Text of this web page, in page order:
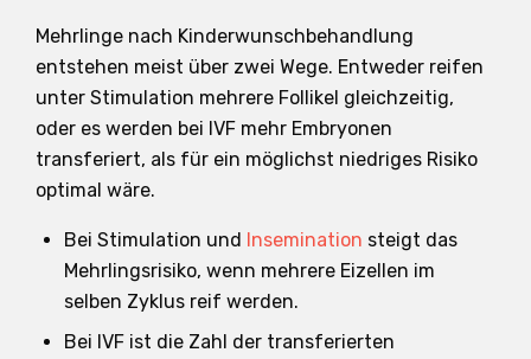
Mehrlinge nach Kinderwunschbehandlung
entstehen meist über zwei Wege. Entweder reifen
unter Stimulation mehrere Follikel gleichzeitig,
oder es werden bei IVF mehr Embryonen
transferiert, als für ein möglichst niedriges Risiko
optimal wäre.
Bei Stimulation und Insemination steigt das
Mehrlingsrisiko, wenn mehrere Eizellen im
selben Zyklus reif werden.
Bei IVF ist die Zahl der transferierten